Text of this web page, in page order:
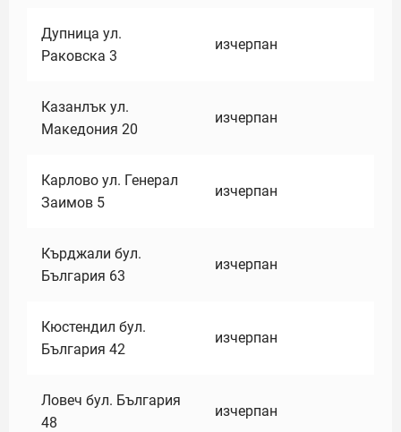
Дупница ул.
Раковска 3
изчерпан
Казанлък ул.
Македония 20
изчерпан
Карлово ул. Генерал
Заимов 5
изчерпан
Кърджали бул.
България 63
изчерпан
Кюстендил бул.
България 42
изчерпан
Ловеч бул. България
48
изчерпан